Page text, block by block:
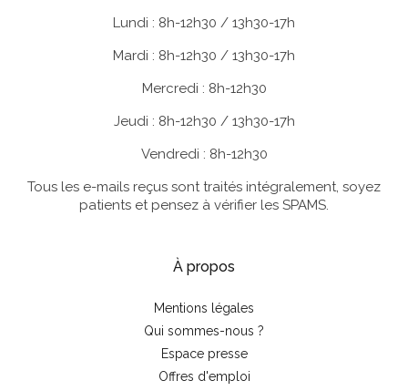
Lundi : 8h-12h30 / 13h30-17h
Mardi : 8h-12h30 / 13h30-17h
Mercredi : 8h-12h30
Jeudi : 8h-12h30 / 13h30-17h
Vendredi : 8h-12h30
Tous les e-mails reçus sont traités intégralement, soyez
patients et pensez à vérifier les SPAMS.
À propos
Mentions légales
Qui sommes-nous ?
Espace presse
Offres d'emploi